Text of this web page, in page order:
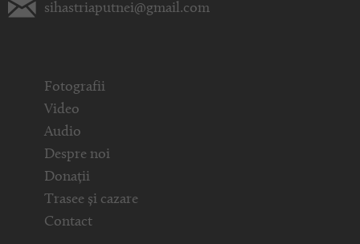
sihastriaputnei@gmail.com
Fotografii
Video
Audio
Despre noi
Donații
Trasee și cazare
Contact